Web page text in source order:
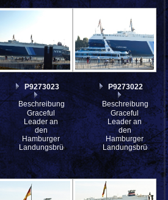
P9273023
Beschreibung:
Graceful
Leader an
den
Hamburger
Landungsbrücken
P9273022
Beschreibung:
Graceful
Leader an
den
Hamburger
Landungsbrücken